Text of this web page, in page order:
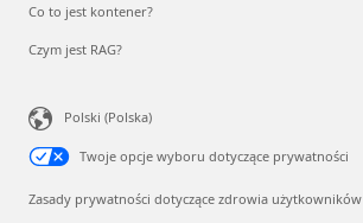
Co to jest kontener?
Czym jest RAG?
Polski (Polska)
Twoje opcje wyboru dotyczące prywatności
Zasady prywatności dotyczące zdrowia użytkowników